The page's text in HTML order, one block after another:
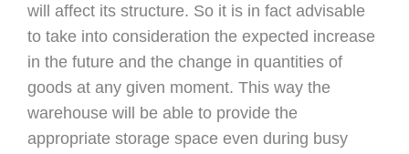
will affect its structure. So it is in fact advisable
to take intoconsideration the expected increase
in the future and the change in quantitiesof
goods at any given moment. This way the
warehouse will be able to provide the
appropriate storage space even during busy